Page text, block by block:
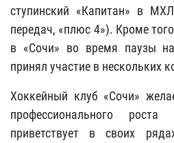
ступинский «Капитан» в
передач, «плюс 4»). Кроме
в «Сочи» во время паузы
принял участие в нескольких
Хоккейный клуб «Сочи»
профессионального
приветствует в своих